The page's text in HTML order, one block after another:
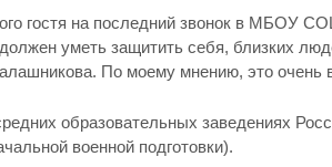
гостя на последний звонок в МБОУ
уметь защитить себя, близких
По моему мнению, это очень
образовательных заведениях
военной подготовки).